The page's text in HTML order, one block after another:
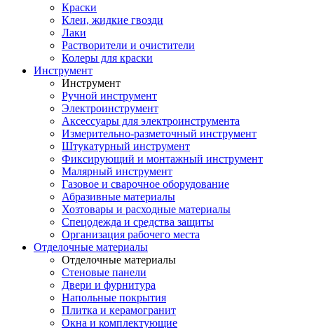
Краски
Клеи, жидкие гвозди
Лаки
Растворители и очистители
Колеры для краски
Инструмент
Инструмент
Ручной инструмент
Электроинструмент
Аксессуары для электроинструмента
Измерительно-разметочный инструмент
Штукатурный инструмент
Фиксирующий и монтажный инструмент
Малярный инструмент
Газовое и сварочное оборудование
Абразивные материалы
Хозтовары и расходные материалы
Спецодежда и средства защиты
Организация рабочего места
Отделочные материалы
Отделочные материалы
Стеновые панели
Двери и фурнитура
Напольные покрытия
Плитка и керамогранит
Окна и комплектующие